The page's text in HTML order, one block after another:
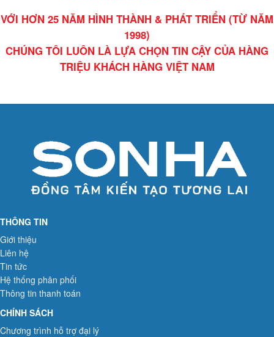
VỚI HƠN 25 NĂM HÌNH THÀNH & PHÁT TRIỂN (TỪ NĂM
1998)
CHÚNG TÔI LUÔN LÀ LỰA CHỌN TIN CẬY CỦA HÀNG
TRIỆU KHÁCH HÀNG VIỆT NAM
THÔNG TIN
Giới thiệu
Liên hệ
Tin tức
Hệ thống phân phối
Thông tin thanh toán
CHÍNH SÁCH
Chương trình hỗ trợ đại lý